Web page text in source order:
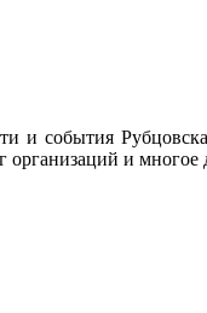
события
организаций и многое